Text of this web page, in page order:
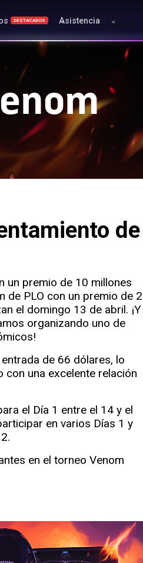
DESTACADOS Asistencia
de
un premio de 10 millones
de PLO con un premio de 2
el domingo 13 de abril. ¡Y
organizando uno de
de 66 dólares, lo
con una excelente relación
el Día 1 entre el 14 y el
en varios Días 1 y
en el torneo Venom